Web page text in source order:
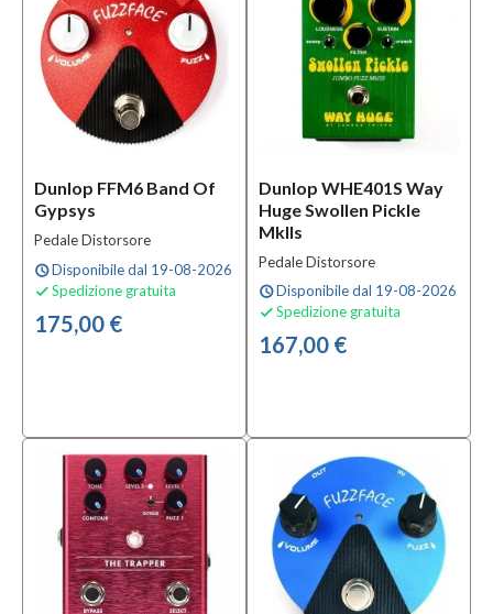
Dunlop FFM6 Band Of
Gypsys
Pedale Distorsore
scheduleDisponibile dal 19-08-2026
 Spedizione gratuita
175,00 €
Dunlop WHE401S Way
Huge Swollen Pickle
MkIIs
Pedale Distorsore
scheduleDisponibile dal 19-08-2026
 Spedizione gratuita
167,00 €